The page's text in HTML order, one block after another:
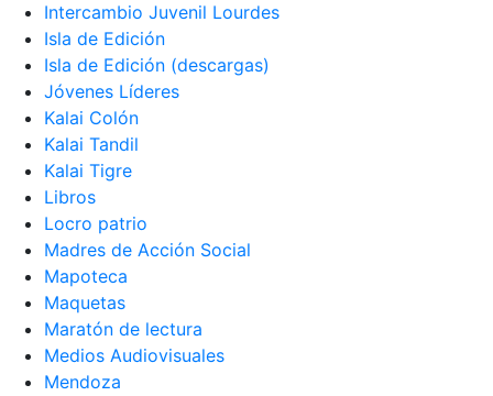
Intercambio Juvenil Lourdes
Isla de Edición
Isla de Edición (descargas)
Jóvenes Líderes
Kalai Colón
Kalai Tandil
Kalai Tigre
Libros
Locro patrio
Madres de Acción Social
Mapoteca
Maquetas
Maratón de lectura
Medios Audiovisuales
Mendoza